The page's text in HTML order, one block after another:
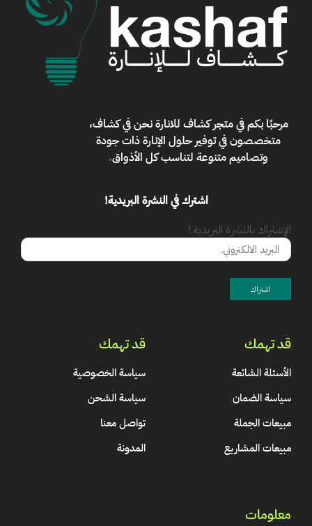
مرحبًا بكم فيمتجر كشاف للانارةنحن في كشاف،
متخصصون في توفير حلول الإنارة ذات جودة
وتصاميم متنوعة لتناسب كل الأذواق.
اشترك في النشرة البريدية!
الإشتراك بالنشرة البريدية.!
قد تهمك
الأسئلة الشائعة
سياسة الضمان
مبيعات الجملة
مبيعات المشاريع
قد تهمك
سياسة الخصوصية
سياسة الشحن
تواصل معنا
المدونة
معلومات